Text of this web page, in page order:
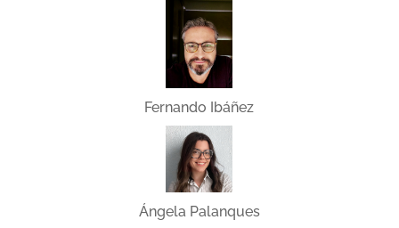
Fernando Ibáñez
Ángela Palanques